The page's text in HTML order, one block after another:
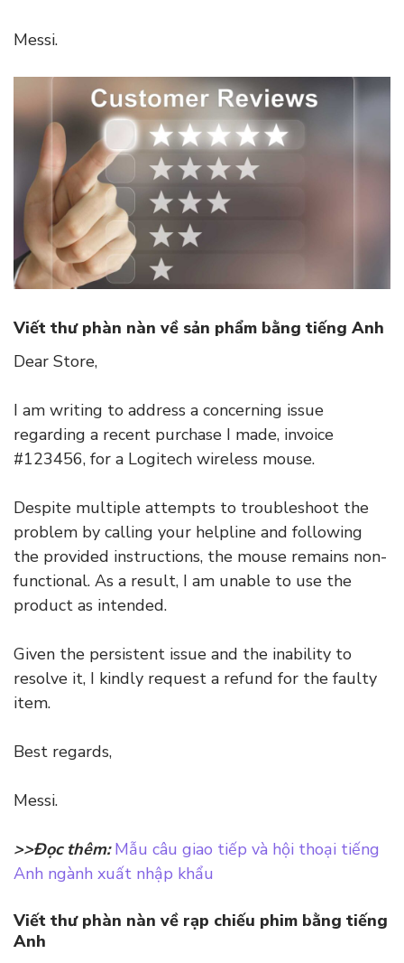
Messi.
Viết thư phàn nàn về sản phẩm bằng tiếng Anh
Dear Store,
I am writing to address a concerning issue
regarding a recent purchase I made, invoice
#123456, for a Logitech wireless mouse.
Despite multiple attempts to troubleshoot the
problem by calling your helpline and following
the provided instructions, the mouse remains non-
functional. As a result, I am unable to use the
product as intended.
Given the persistent issue and the inability to
resolve it, I kindly request a refund for the faulty
item.
Best regards,
Messi.
>>Đọc thêm:Mẫu câu giao tiếp và hội thoại tiếng
Anh ngành xuất nhập khẩu
Viết thư phàn nàn về rạp chiếu phim bằng tiếng
Anh